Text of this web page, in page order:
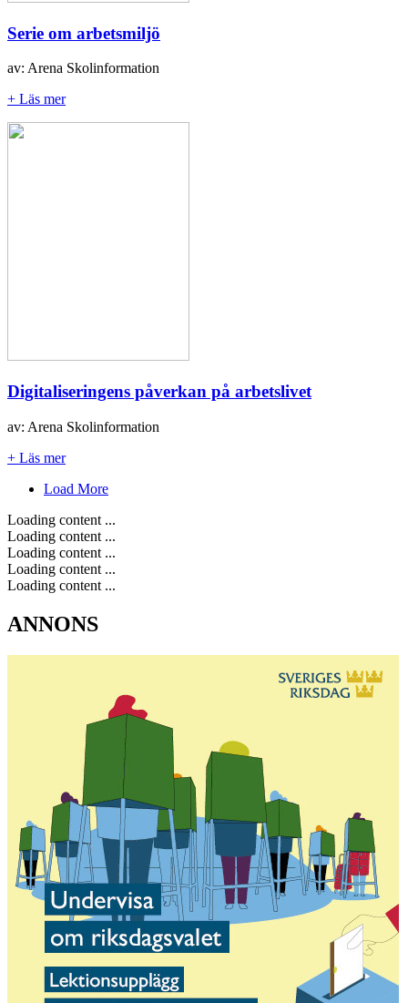
Serie om arbetsmiljö
av: Arena Skolinformation
+ Läs mer
Digitaliseringens påverkan på arbetslivet
av: Arena Skolinformation
+ Läs mer
Load More
Loading content ...
Loading content ...
Loading content ...
Loading content ...
Loading content ...
ANNONS